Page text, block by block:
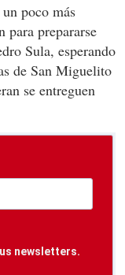
poco más
para prepararse
Sula, esperando
de San Miguelito
se entreguen
newsletters.